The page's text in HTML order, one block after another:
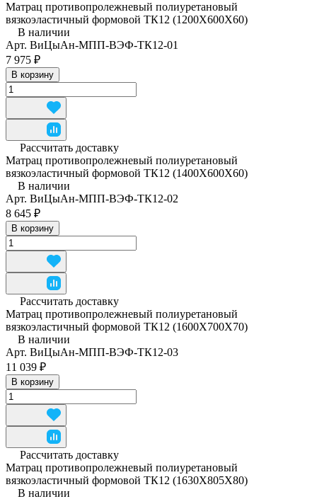
Матрац противопролежневый полиуретановый
вязкоэластичный формовой ТК12 (1200Х600Х60)
В наличии
Арт. ВиЦыАн-МПП-ВЭФ-ТК12-01
7 975 ₽
В корзину
Рассчитать доставку
Матрац противопролежневый полиуретановый
вязкоэластичный формовой ТК12 (1400Х600Х60)
В наличии
Арт. ВиЦыАн-МПП-ВЭФ-ТК12-02
8 645 ₽
В корзину
Рассчитать доставку
Матрац противопролежневый полиуретановый
вязкоэластичный формовой ТК12 (1600Х700Х70)
В наличии
Арт. ВиЦыАн-МПП-ВЭФ-ТК12-03
11 039 ₽
В корзину
Рассчитать доставку
Матрац противопролежневый полиуретановый
вязкоэластичный формовой ТК12 (1630Х805Х80)
В наличии